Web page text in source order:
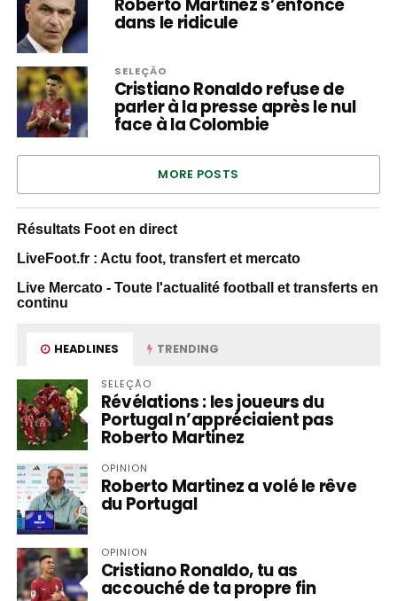
Roberto Martinez s’enfonce
dans le ridicule
SELEÇÃO
Cristiano Ronaldo refuse de
parler à la presse après le nul
face à la Colombie
MORE POSTS
Résultats Foot en direct
LiveFoot.fr : Actu foot, transfert et mercato
Live Mercato - Toute l'actualité football et transferts en
continu
HEADLINES TRENDING
SELEÇÃO
Révélations : les joueurs du
Portugal n’appréciaient pas
Roberto Martinez
OPINION
Roberto Martinez a volé le rêve
du Portugal
OPINION
Cristiano Ronaldo, tu as
accouché de ta propre fin